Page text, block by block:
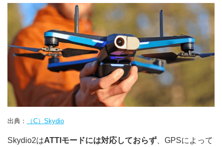
出典： （C）Skydio
Skydio2はATTIモードには対応しておらず 、GPSによって